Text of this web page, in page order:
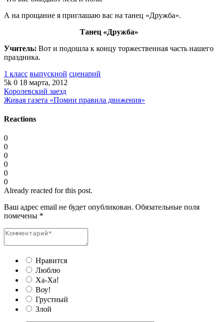
А на прощание я приглашаю вас на танец «Дружба».
Танец «Дружба»
Учитель: Вот и подошла к концу торжественная часть нашего
праздника.
1 класс выпускной сценарий
5k 0 18 марта, 2012
Королевский заезд
Живая газета «Помни правила движения»
Reactions
0
0
0
0
0
0
Already reacted for this post.
Ваш адрес email не будет опубликован. Обязательные поля
помечены *
Нравится
Люблю
Ха-Ха!
Воу!
Грустный
Злой